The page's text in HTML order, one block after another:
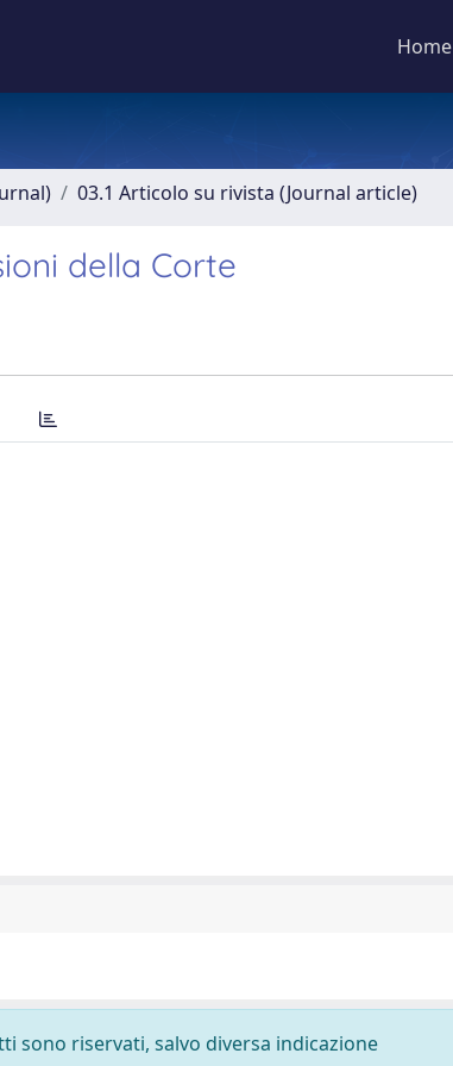
Home
03.1 Articolo su rivista (Journal article)
della Corte
sono riservati, salvo diversa indicazione